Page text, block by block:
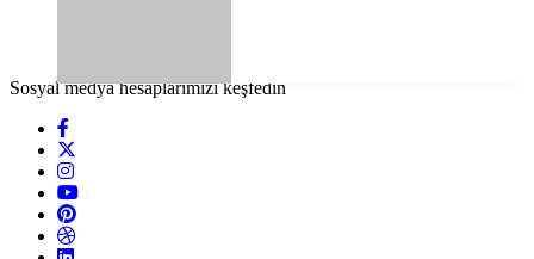
Sosyal medya hesaplarımızı keşfedin